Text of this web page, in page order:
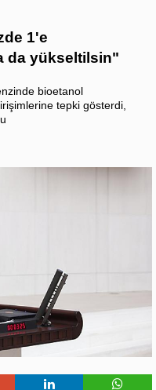
1'e
da yükseltilsin"
bioetanol
tepki gösterdi,